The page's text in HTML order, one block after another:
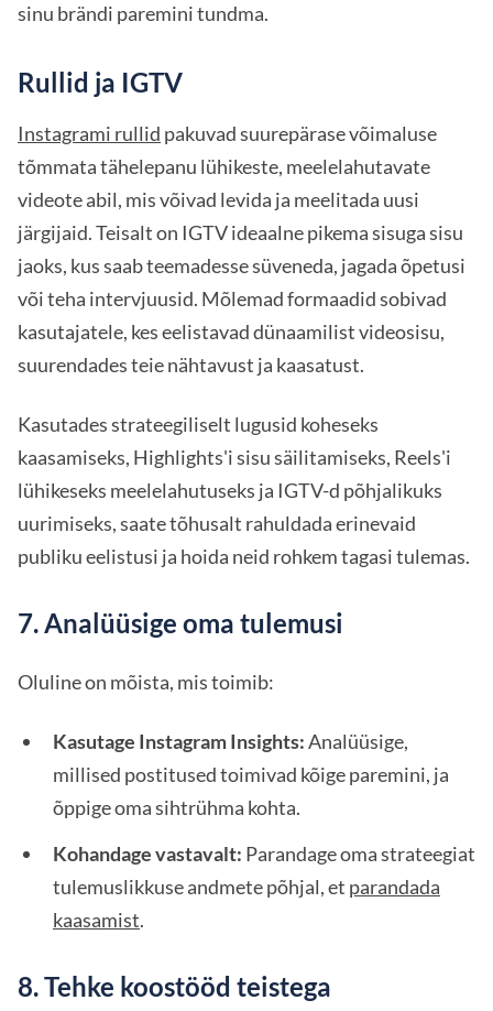
sinu brändi paremini tundma.
Rullid ja IGTV
Instagrami rullid pakuvad suurepärase võimaluse
tõmmata tähelepanu lühikeste, meelelahutavate
videote abil, mis võivad levida ja meelitada uusi
järgijaid. Teisalt on IGTV ideaalne pikema sisuga sisu
jaoks, kus saab teemadesse süveneda, jagada õpetusi
või teha intervjuusid. Mõlemad formaadid sobivad
kasutajatele, kes eelistavad dünaamilist videosisu,
suurendades teie nähtavust ja kaasatust.
Kasutades strateegiliselt lugusid koheseks
kaasamiseks, Highlights'i sisu säilitamiseks, Reels'i
lühikeseks meelelahutuseks ja IGTV-d põhjalikuks
uurimiseks, saate tõhusalt rahuldada erinevaid
publiku eelistusi ja hoida neid rohkem tagasi tulemas.
7. Analüüsige oma tulemusi
Oluline on mõista, mis toimib:
Kasutage Instagram Insights:Analüüsige,
millised postitused toimivad kõige paremini, ja
õppige oma sihtrühma kohta.
Kohandage vastavalt: Parandage oma strateegiat
tulemuslikkuse andmete põhjal, et parandada
kaasamist.
8. Tehke koostööd teistega